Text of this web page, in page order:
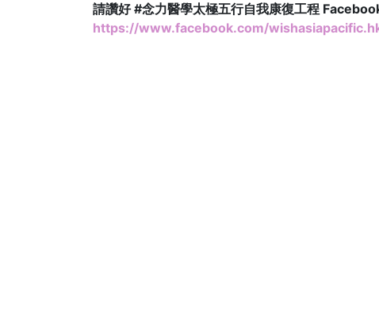
請讚好 #念力醫學太極五行自我康復工程
https://www.facebook.com/